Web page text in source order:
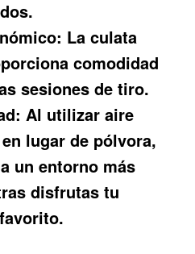
La culata
comodidad
sesiones de tiro.
Al utilizar aire
lugar de pólvora,
un entorno más
disfrutas tu